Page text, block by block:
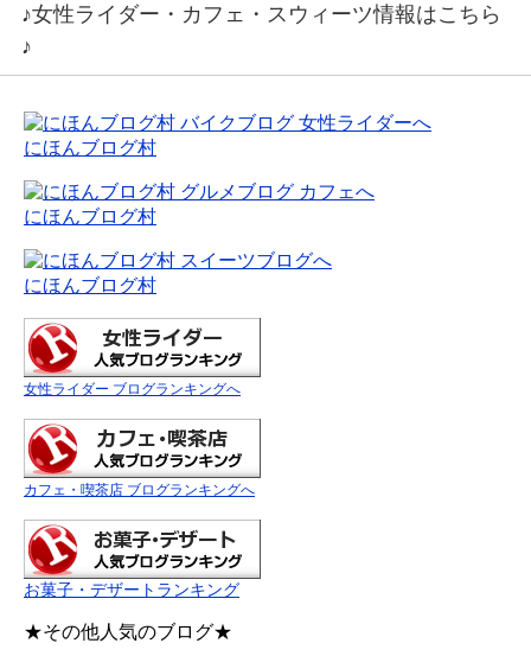
♪女性ライダー・カフェ・スウィーツ情報はこちら
♪
にほんブログ村
にほんブログ村
にほんブログ村
女性ライダー ブログランキングへ
カフェ・喫茶店 ブログランキングへ
お菓子・デザートランキング
★その他人気のブログ★